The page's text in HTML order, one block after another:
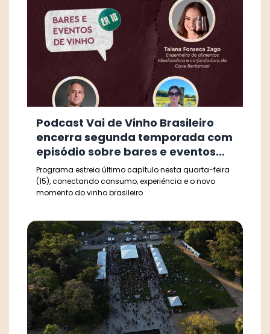
Podcast Vai de Vinho Brasileiro
encerra segunda temporada com
episódio sobre bares e eventos
que levaram o vinho às ruas
Programa estreia último capítulo nesta quarta-feira
(15), conectando consumo, experiência e o novo
momento do vinho brasileiro